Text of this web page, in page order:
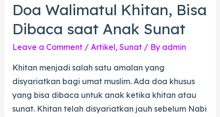
Doa Walimatul Khitan, Bisa
Dibaca saat Anak Sunat
Leave a Comment / Artikel, Sunat/ By admin
Khitan menjadi salah satu amalan yang
disyariatkan bagi umat muslim. Ada doa khusus
yang bisa dibaca untuk anak ketika khitan atau
sunat. Khitan telah disyariatkan jauh sebelum Nabi